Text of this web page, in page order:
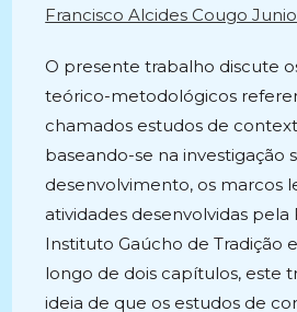
Francisco Alcides Cougo
O presente trabalho discute
teórico-metodológicos
chamados estudos de
baseando-se na investigação
desenvolvimento, os marcos
atividades desenvolvidas pela
Instituto Gaúcho de Tradição
longo de dois capítulos, este
ideia de que os estudos de